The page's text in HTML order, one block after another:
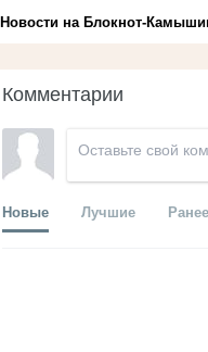
Новости на Блoкнoт-
Комментарии
Новые Лучшие Ранее